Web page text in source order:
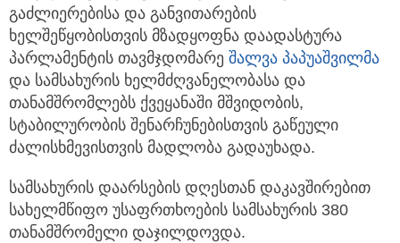
გაძლიერებისა და განვითარების
ხელშეწყობისთვის მზადყოფნა დაადასტურა
პარლამენტის თავმჯდომარე შალვა პაპუაშვილმა
და სამსახურის ხელმძღვანელობასა და
თანამშრომლებს ქვეყანაში მშვიდობის,
სტაბილურობის შენარჩუნებისთვის გაწეული
ძალისხმევისთვის მადლობა გადაუხადა.
სამსახურის დაარსების დღესთან დაკავშირებით
სახელმწიფო უსაფრთხოების სამსახურის 380
თანამშრომელი დაჯილდოვდა.